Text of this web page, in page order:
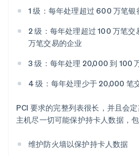
1 级：每年处理超过 600 万笔银
2 级：每年处理超过 100 万笔
万笔交易的企业
3 级：每年处理 20,000 到 100
4 级：每年处理少于 20,000 笔
PCI 要求的完整列表很长，并且会
主机尽一切可能保护持卡人数据，包
维护防火墙以保护持卡人数据